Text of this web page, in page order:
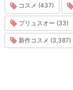
コスメ (437)
プリュスオー (33)
新作コスメ (3,387)